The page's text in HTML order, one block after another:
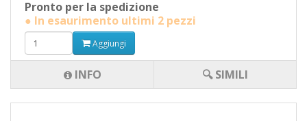
Pronto per la spedizione
● In esaurimento ultimi 2 pezzi
Aggiungi
INFO 🔍 SIMILI